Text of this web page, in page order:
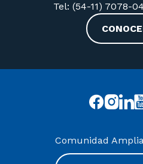
Tel: (54-11) 7078-
Comunidad